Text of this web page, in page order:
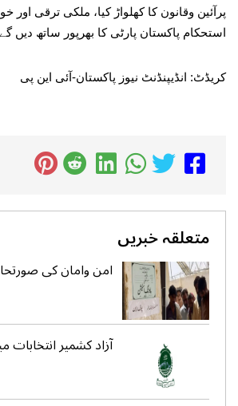
پرآئین وقانون کا کھلواڑ کیا، ملکی ترقی اور
استحکام پاکستان پارٹی کا بھرپور ساتھ دیں
کریڈٹ: انڈیپنڈنٹ نیوز پاکستان-آئی این پی
متعلقہ خبریں
بلدیاتی حلقوں
فراہمی کے دعوے